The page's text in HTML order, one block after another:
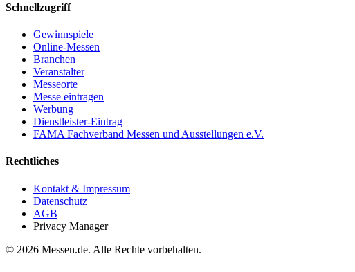
Schnellzugriff
Gewinnspiele
Online-Messen
Branchen
Veranstalter
Messeorte
Messe eintragen
Werbung
Dienstleister-Eintrag
FAMA Fachverband Messen und Ausstellungen e.V.
Rechtliches
Kontakt & Impressum
Datenschutz
AGB
Privacy Manager
© 2026 Messen.de. Alle Rechte vorbehalten.